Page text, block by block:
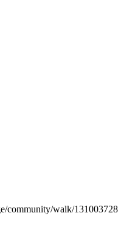
community/walk/131003728